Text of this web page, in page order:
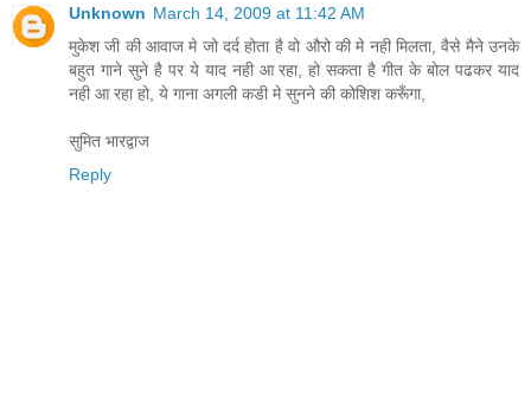
Unknown March 14, 2009 at 11:42 AM
मुकेश जी की आवाज मे जो दर्द होता है वो औरो की मे नही मिलता, वैसे मैने उनके
बहुत गाने सुने है पर ये याद नही आ रहा, हो सकता है गीत के बोल पढकर याद
नही आ रहा हो, ये गाना अगली कडी मे सुनने की कोशिश करूँगा,
सुमित भारद्वाज
Reply